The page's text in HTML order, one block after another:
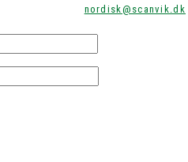
nordisk@scanvik.dk